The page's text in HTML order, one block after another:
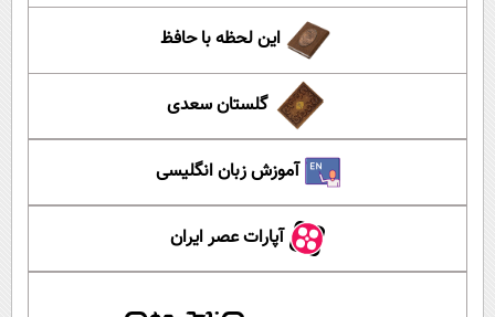
این لحظه با حافظ
گلستان سعدی
آموزش زبان انگلیسی
آپارات عصر ایران